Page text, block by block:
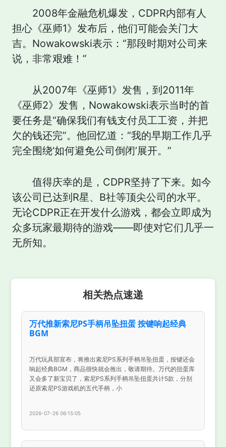
2008年金融危机爆发，CDPR内部有人
担心《巫师1》发布后，他们可能会关门大
吉。Nowakowski表示：“那段时期对公司来
说，非常艰难！”
从2007年《巫师1》发售，到2011年
《巫师2》发售，Nowakowski表示当时的首
要任务是“确保我们有钱支付员工工资，并把
欠的钱还完”。他回忆道：“我的早期工作几乎
完全围绕‘如何避免公司倒闭’展开。”
值得庆幸的是，CDPR坚持了下来。如今
该公司已达到R星、B社等顶尖公司的水平。
无论CDPR正在开发什么游戏，都会立即成为
众多玩家最期待的游戏——即使对它们几乎一
无所知。
相关热点速递
万代推新索尼PS手柄吊坠扭蛋 按键响起经典
BGM
万代玩具部宣布，将推出索尼PS系列手柄吊坠扭蛋，按键还会
响起经典BGM，商品很快就会推出，敬请期待。万代的扭蛋库
又会多了新宝贝了，索尼PS系列手柄吊坠扭蛋共计5款，分别
还原索尼PS游戏机的五代手柄，小
2026-07-26 06:15:05